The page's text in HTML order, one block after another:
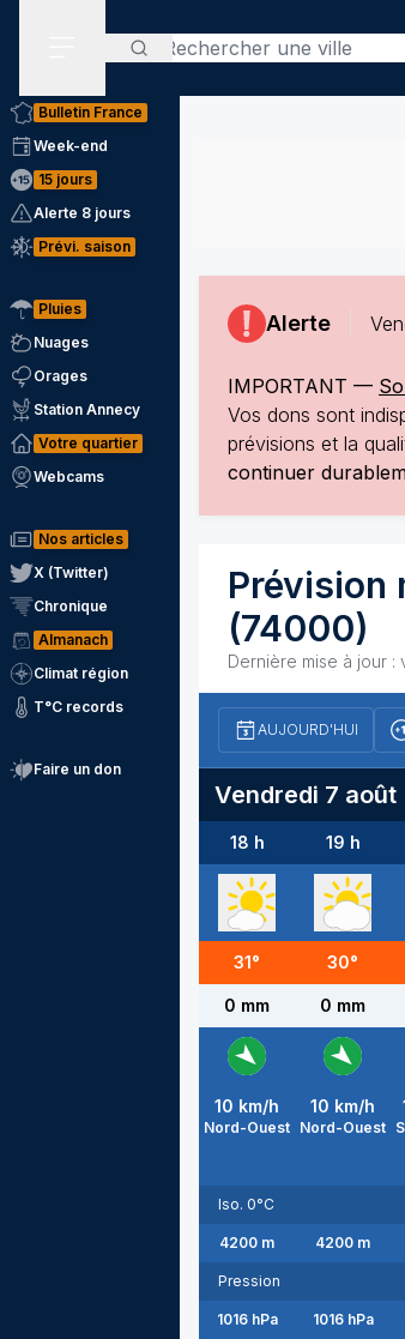
Rechercher
Bulletin France
Week-end
15 jours
Alerte 8 jours
Prévi. saison
Pluies
Nuages
Orages
Station Annecy
Votre quartier
Webcams
Nos articles
X (Twitter)
Chronique
Almanach
Climat région
T°C records
Faire un don
Alerte
IMPORTANT —
Vos dons sont
prévisions et la
continuer
Prévision
(74000)
Dernière mise à jour :
AUJOURD'HUI
Vendredi 7 août
18 h 19 h
31° 30°
0 mm 0 mm
10 km/h
Nord-Ouest
10 km/h
Nord-Ouest
Iso. 0°C
4200 m 4200 m
Pression
1016hPa 1016hPa